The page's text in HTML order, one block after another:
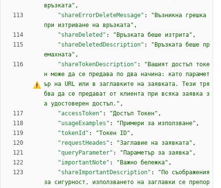
връзката" ,
"shareErrorDeleteMessage" :
"Възникна грешка
при изтриване на връзката" ,
"shareDeleted" : "Връзката беше изтрита" ,
"shareDeletedDescription" :
"Връзката беше пр
емахната" ,
"shareTokenDescription" :
"Вашият достъп токе
н може да се предава по два начина: като парамет
ър на URL или в заглавките на заявката. Тези тря
бва да се предават от клиента при всяка заявка з
а удостоверен достъп." ,
"accessToken" : "Достъп Токен" ,
"usageExamples" : "Примери за използване" ,
"tokenId" : "Токен ID" ,
"requestHeades" : "Заглавие на заявката" ,
"queryParameter" : "Параметър за заявка" ,
"importantNote" : "Важно бележка" ,
"shareImportantDescription" :
"По съображения
за сигурност, използването на заглавки се препор